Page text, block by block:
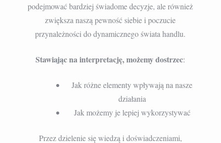
podejmować bardziej świadome decyzje, ale również
zwiększa naszą pewność siebie i poczucie
przynależności do dynamicznego świata handlu.
Stawiając na interpretację, możemy dostrzec:
Jak różne elementy wpływają na nasze
działania
Jak możemy je lepiej wykorzystywać
Przez dzielenie się wiedzą i doświadczeniami,